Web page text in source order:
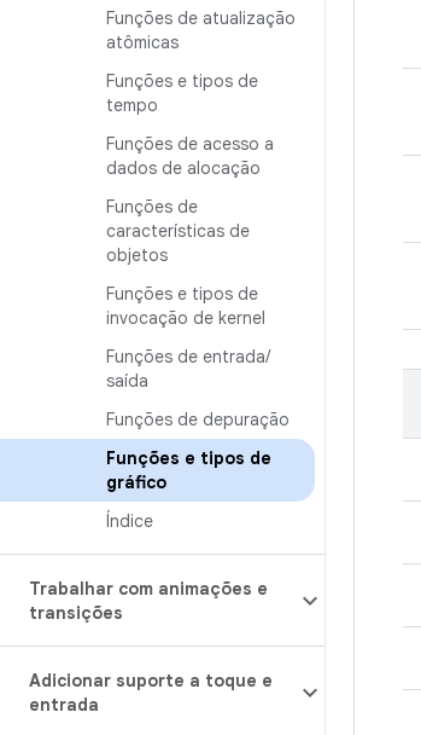
Funções de atualização
atômicas
Funções e tipos de
tempo
Funções de acesso a
dados de alocação
Funções de
características de
objetos
Funções e tipos de
invocação de kernel
Funções de entrada/
saída
Funções de depuração
Funções e tipos de
gráfico
Índice
Trabalhar com animações e
transições
Adicionar suporte a toque e
entrada